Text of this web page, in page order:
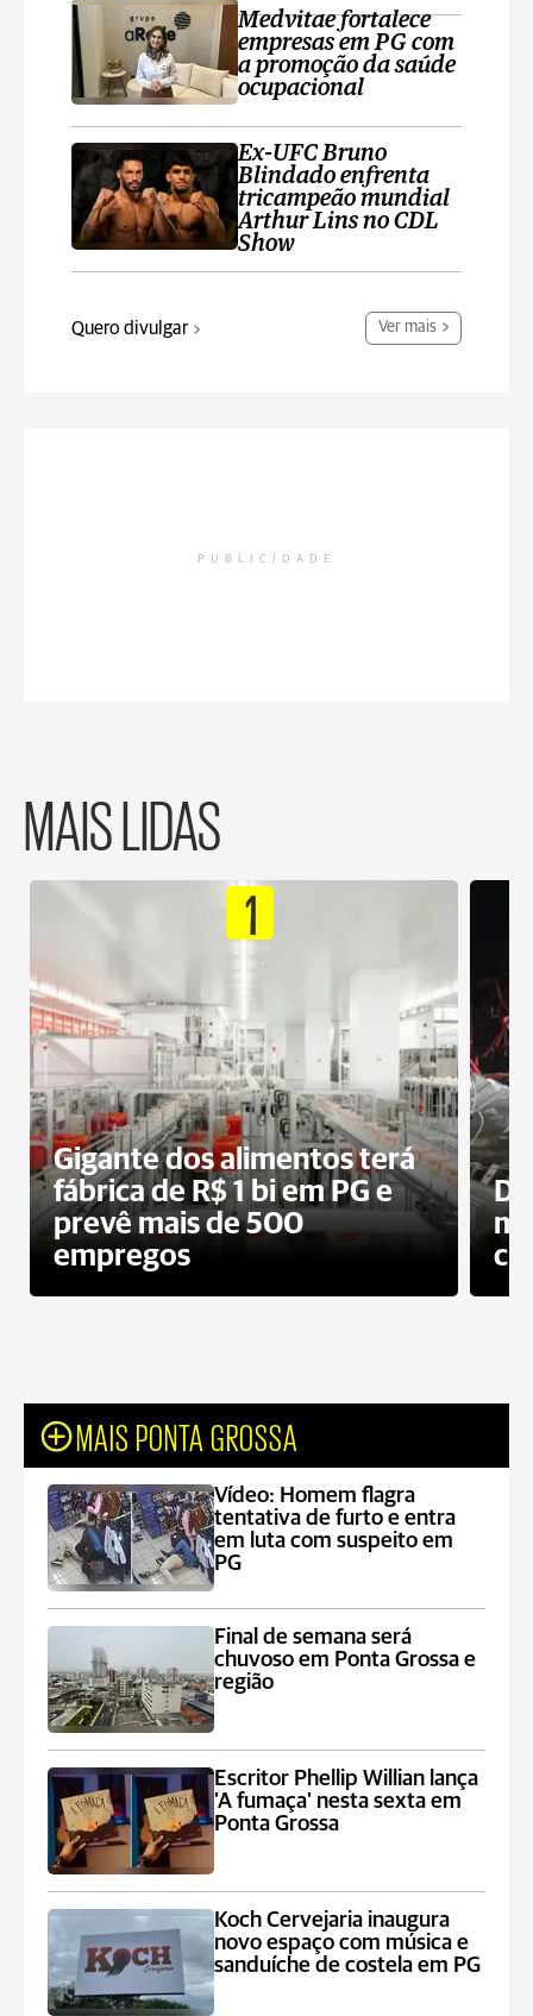
Medvitae fortalece
empresas em PG com
a promoção da saúde
ocupacional
Ex-UFC Bruno
Blindado enfrenta
tricampeão mundial
Arthur Lins no CDL
Show
Quero divulgar Ver mais
PUBLICIDADE
MAIS LIDAS
1
Gigante dos alimentos terá
fábrica de R$ 1 bi em PG e
prevê mais de 500
empregos
MAIS PONTA GROSSA
Vídeo: Homem flagra
tentativa de furto e entra
em luta com suspeito em
PG
Final de semana será
chuvoso em Ponta Grossa e
região
Escritor Phellip Willian lança
'A fumaça' nesta sexta em
Ponta Grossa
Koch Cervejaria inaugura
novo espaço com música e
sanduíche de costela em PG